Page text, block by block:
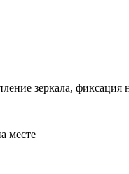
зеркала, фиксация
месте